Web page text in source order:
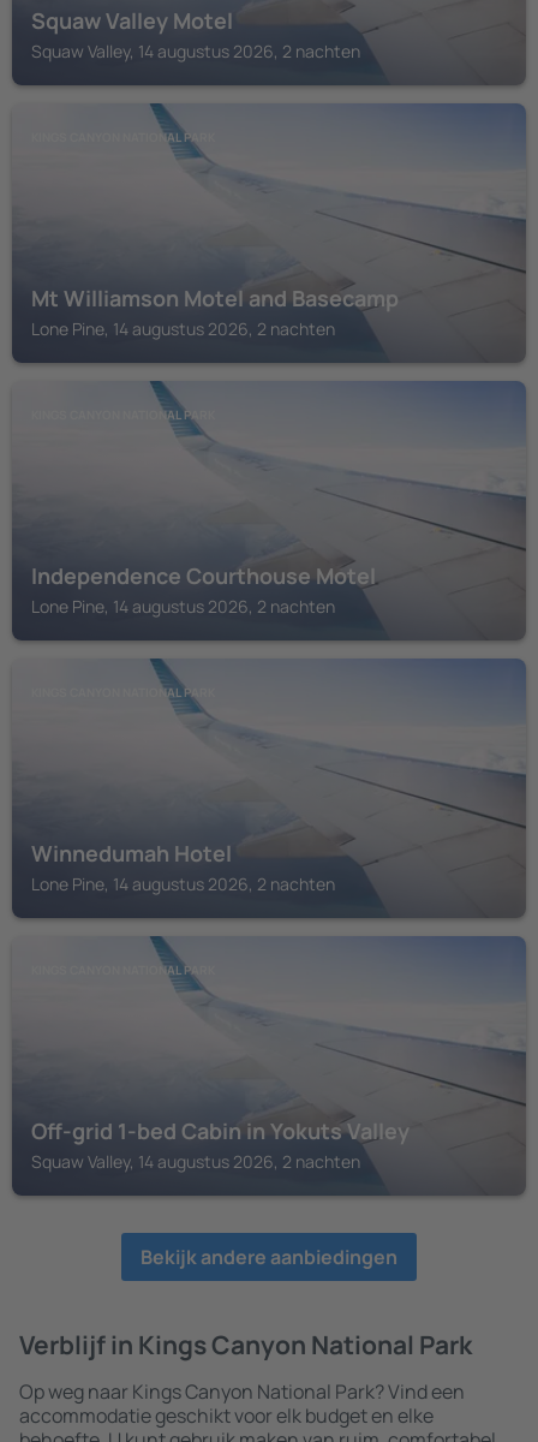
Squaw Valley Motel
Squaw Valley, 14 augustus 2026, 2 nachten
KINGS CANYON NATIONAL PARK
Mt Williamson Motel and Basecamp
Lone Pine, 14 augustus 2026, 2 nachten
KINGS CANYON NATIONAL PARK
Independence Courthouse Motel
Lone Pine, 14 augustus 2026, 2 nachten
KINGS CANYON NATIONAL PARK
Winnedumah Hotel
Lone Pine, 14 augustus 2026, 2 nachten
KINGS CANYON NATIONAL PARK
Off-grid 1-bed Cabin in Yokuts Valley
Squaw Valley, 14 augustus 2026, 2 nachten
Bekijk andere aanbiedingen
Verblijf in Kings Canyon National Park
Op weg naar Kings Canyon National Park? Vind een
accommodatie geschikt voor elk budget en elke